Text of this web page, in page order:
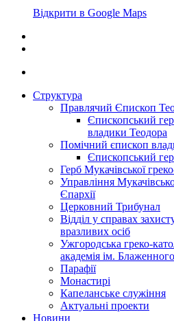
Відкрити в Google Maps
Структура
Правлячий Єпископ
Єпископський
владики Теодора
Помічний єпископ
Єпископський
Герб Мукачівської
Управління
Єпархії
Церковний Трибунал
Відділ у справах
вразливих осіб
Ужгородська греко-
академія ім.
Парафії
Монастирі
Капеланське служіння
Актуальні проекти
Новини